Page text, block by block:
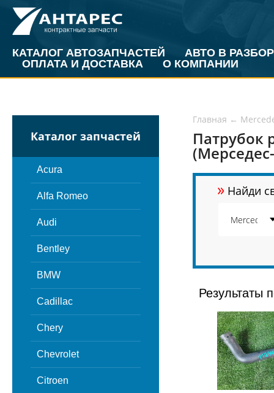
КАТАЛОГ АВТОЗАПЧАСТЕЙ
АВТО В РАЗБОР
ОПЛАТА И ДОСТАВКА
О КОМПАНИИ
Каталог запчастей
Acura
Alfa Romeo
Audi
Bentley
BMW
Cadillac
Chery
Chevrolet
Citroen
Главная ←
Патрубок
» Найди
Результаты